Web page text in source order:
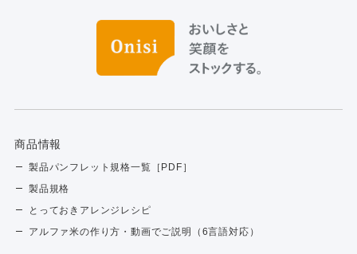
商品情報
製品パンフレット規格一覧［PDF］
製品規格
とっておきアレンジレシピ
アルファ米の作り方・動画でご説明（6言語対応）